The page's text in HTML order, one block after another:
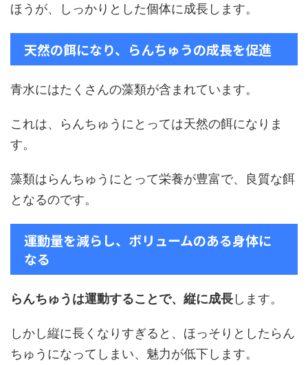
ほうが、しっかりとした個体に成長します。
天然の餌になり、らんちゅうの成長を促進
青水にはたくさんの藻類が含まれています。
これは、らんちゅうにとっては天然の餌になりま
す。
藻類はらんちゅうにとって栄養が豊富で、良質な餌
となるのです。
運動量を減らし、ボリュームのある身体に
なる
らんちゅうは運動することで、縦に成長します。
しかし縦に長くなりすぎると、ほっそりとしたらん
ちゅうになってしまい、魅力が低下します。